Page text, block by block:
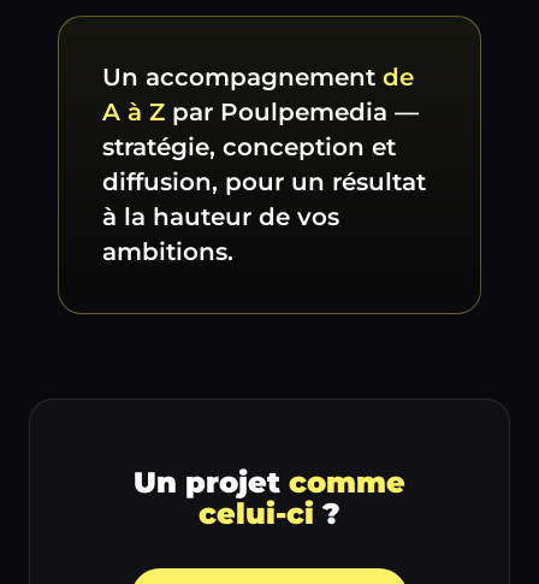
Un accompagnement de
A à Z par Poulpemedia —
stratégie, conception et
diffusion, pour un résultat
à la hauteur de vos
ambitions.
Un projet comme
celui-ci ?